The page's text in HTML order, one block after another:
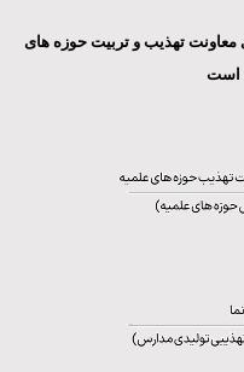
تهذیب و تربیت حوزه های
است